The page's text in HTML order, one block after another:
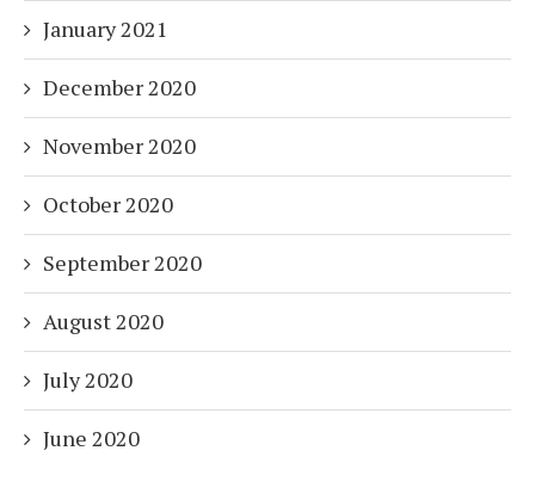
January 2021
December 2020
November 2020
October 2020
September 2020
August 2020
July 2020
June 2020